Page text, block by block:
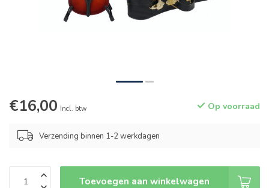
€16,00 Incl. btw Op voorraad
Verzending binnen 1-2 werkdagen
Toevoegen aan winkelwagen